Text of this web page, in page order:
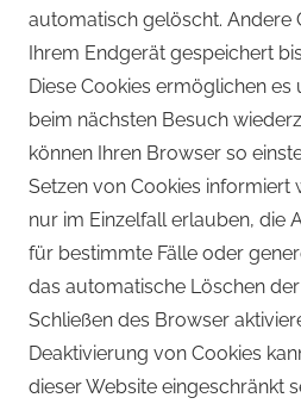
automatisch gelöscht. Andere
Ihrem Endgerät gespeichert
Diese Cookies ermöglichen es
beim nächsten Besuch
können Ihren Browser so
Setzen von Cookies informiert
nur im Einzelfall erlauben, die
für bestimmte Fälle oder
das automatische Löschen
Schließen des Browser
Deaktivierung von Cookies
dieser Website eingeschränkt